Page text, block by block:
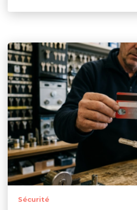
Sécurité